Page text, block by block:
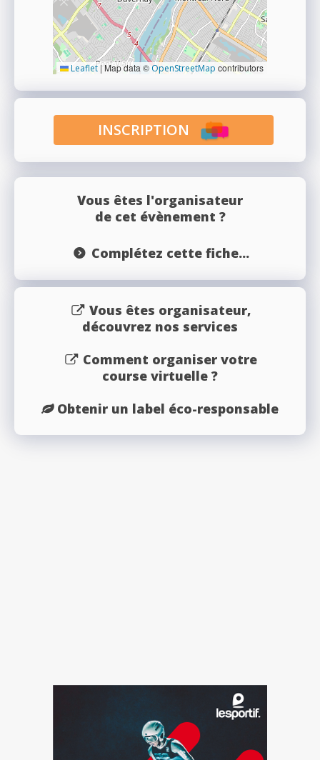
Leaflet |Map data ©OpenStreetMap contributors
INSCRIPTION
Vous êtes l'organisateur
de cet évènement ?
Complétez cette fiche...
Vous êtes organisateur,
découvrez nos services
Comment organiser votre
course virtuelle ?
Obtenir un label éco-responsable